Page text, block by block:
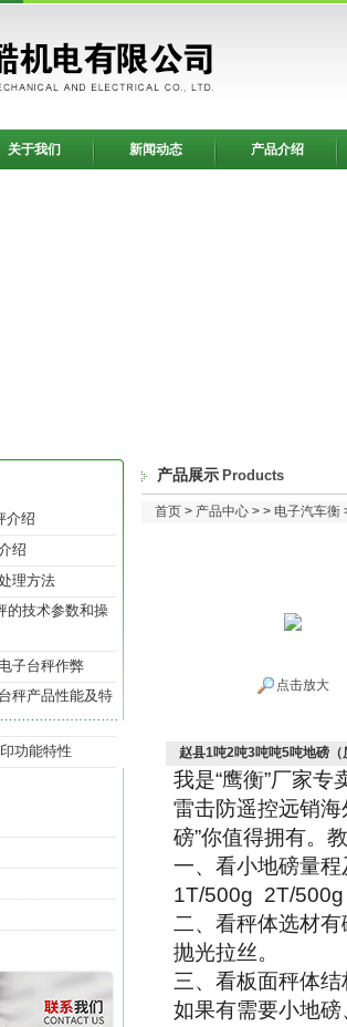
关于我们 新闻动态 产品介绍
介绍
绍
理方法
的技术参数和操
子台秤作弊
秤产品性能及特
功能特性
产品展示 Products
首页 > 产品中心 > > 电子汽车衡
点击放大
赵县1吨2吨3吨吨5吨地磅（
我是“鹰衡”厂家专
雷击防遥控远销
磅”你值得拥有。
一、看小地磅量
1T/500g 2T/
二、看秤体选材
抛光拉丝。
三、看板面秤体
如果有需要小地